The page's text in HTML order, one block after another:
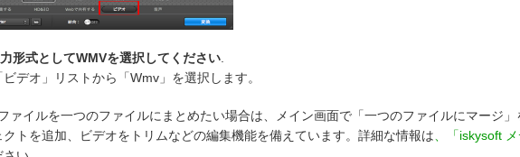
形式としてWMVを選択してください
デオ」リストから「Wmv」を選択します。
ァイルを一つのファイルにまとめたい場合は、メイン画面で「一つのファイルにマージ
トを追加、ビデオをトリムなどの編集機能を備えています。詳細な情報は
「iskysoft